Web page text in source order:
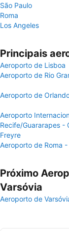
São Paulo
Roma
Los Angeles
Principais
Aeroporto de Lisboa
Aeroporto de Rio
Aeroporto de
Aeroporto
Recife/Guararapes -
Freyre
Aeroporto de Roma -
Próximo
Varsóvia
Aeroporto de